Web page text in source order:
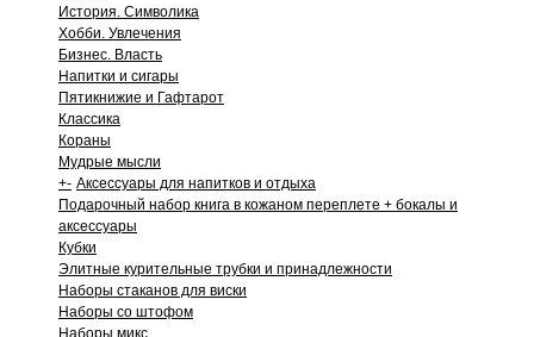
История. Символика
Хобби. Увлечения
Бизнес. Власть
Напитки и сигары
Пятикнижие и Гафтарот
Классика
Кораны
Мудрые мысли
+- Аксессуары для напитков и отдыха
Подарочный набор книга в кожаном переплете + бокалы и
аксессуары
Кубки
Элитные курительные трубки и принадлежности
Наборы стаканов для виски
Наборы со штофом
Наборы микс